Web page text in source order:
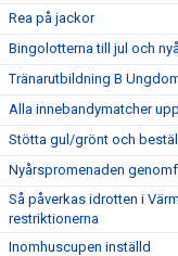
Rea på jackor
Bingolotterna till jul och
Tränarutbildning B
Alla innebandymatcher
Stötta gul/grönt och
Nyårspromenaden
Så påverkas idrotten i
restriktionerna
Inomhuscupen inställd